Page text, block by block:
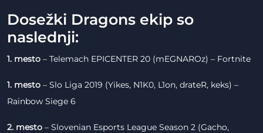
Dosežki Dragons ekip so
naslednji:
1. mesto – Telemach EPICENTER 20 (mEGNAROz) – Fortnite
1. mesto – Slo Liga 2019 (Yikes, N1K0, L1on, drateR, keks) –
Rainbow Siege 6
2. mesto – Slovenian Esports League Season 2 (Gacho,